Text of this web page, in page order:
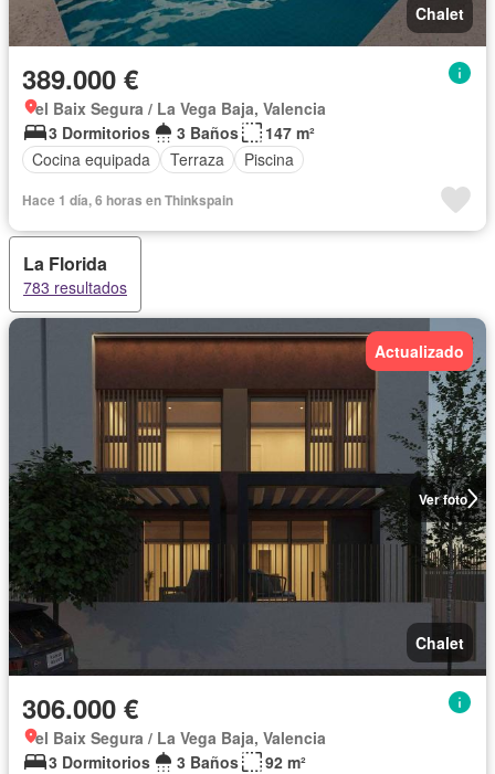
Chalet
389.000 €
el Baix Segura / La Vega Baja, Valencia
3 Dormitorios
3 Baños
147 m²
Cocina equipada
Terraza Piscina
Hace 1 día, 6 horas en Thinkspain
La Florida
783 resultados
Ver foto
Actualizado
Chalet
306.000 €
el Baix Segura / La Vega Baja, Valencia
3 Dormitorios
3 Baños
92 m²